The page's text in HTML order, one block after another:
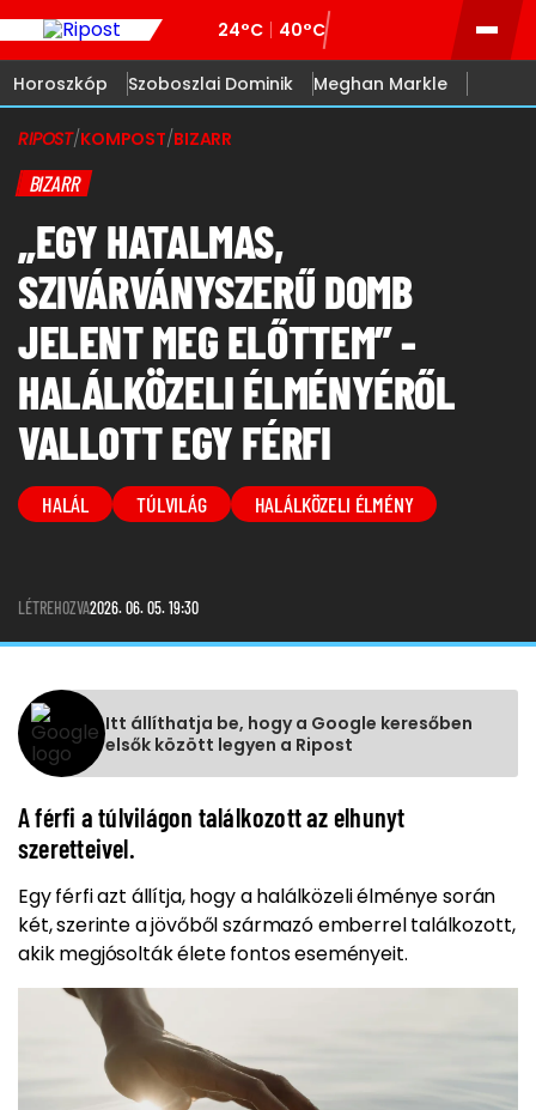
24°C 40°C
Horoszkóp Szoboszlai Dominik Meghan Markle
RIPOST/KOMPOST/BIZARR
BIZARR
„EGY HATALMAS,
SZIVÁRVÁNYSZERŰ DOMB
JELENT MEG ELŐTTEM” -
HALÁLKÖZELI ÉLMÉNYÉRŐL
VALLOTT EGY FÉRFI
HALÁL TÚLVILÁG HALÁLKÖZELI ÉLMÉNY
LÉTREHOZVA2026. 06. 05. 19:30
Itt állíthatja be, hogy a Google keresőben
elsők között legyen a Ripost
A férfi a túlvilágon találkozott az elhunyt
szeretteivel.
Egy férfi azt állítja, hogy a halálközeli élménye során
két, szerinte a jövőből származó emberrel találkozott,
akik megjósolták élete fontos eseményeit.